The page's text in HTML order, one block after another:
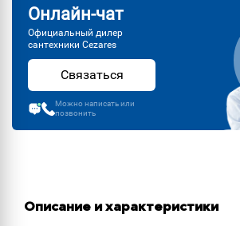
Онлайн-чат
Официальный дилер
сантехники Cezares
Связаться
Можно написать или
позвонить
Описание и характеристики